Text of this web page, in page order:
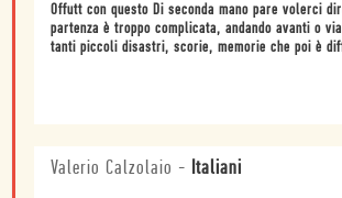
Offutt con questo Di seconda mano pare volerci
partenza è troppo complicata, andando avanti o
tanti piccoli disastri, scorie, memorie che poi è
Valerio Calzolaio - Italiani